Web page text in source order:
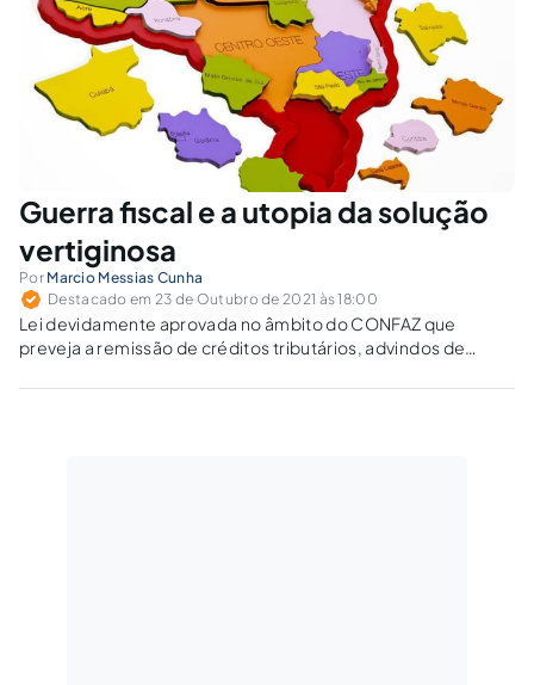
Guerra fiscal e a utopia da solução
vertiginosa
Por Marcio Messias Cunha
Destacado em 23 de Outubro de 2021 às 18:00
Lei devidamente aprovada no âmbito do CONFAZ que
preveja a remissão de créditos tributários, advindos de
prevalecer.